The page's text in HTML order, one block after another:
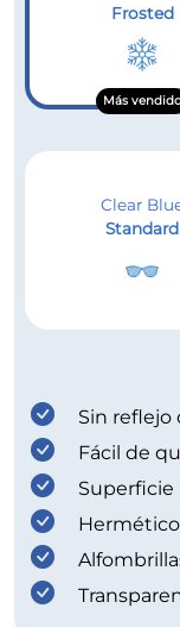
Frosted
Más vendido
Clear
Standard
Sin reflejo
Fácil de